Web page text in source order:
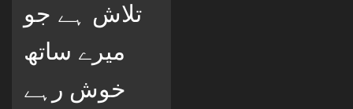
تلاش ہے جو
میرے ساتھ
خوش رہے